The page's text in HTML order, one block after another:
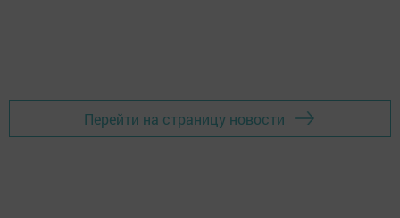
Перейти на страницу новости